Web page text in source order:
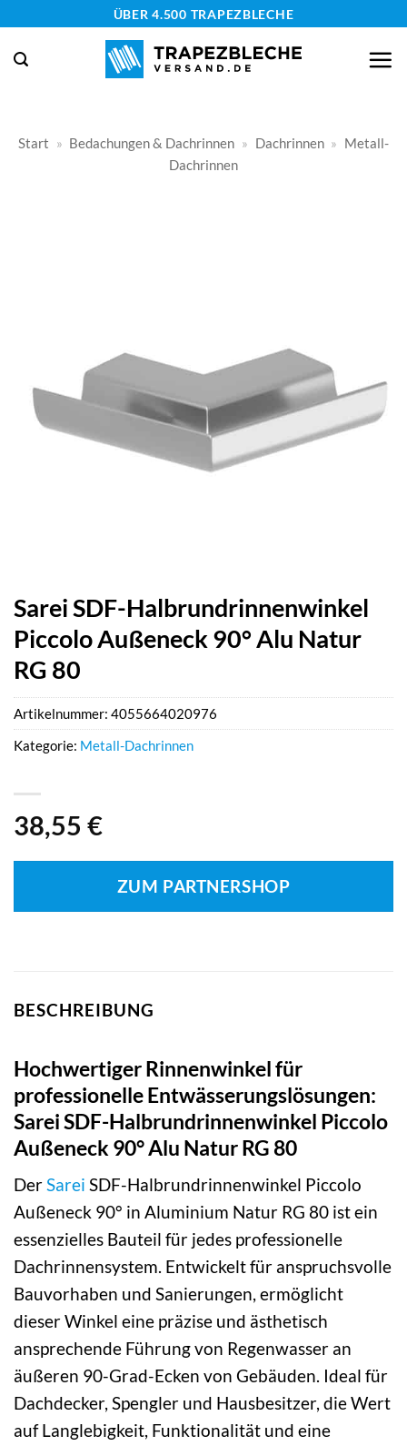
springen
ÜBER 4.500 TRAPEZBLECHE
Start » Bedachungen & Dachrinnen » Dachrinnen » Metall-
Dachrinnen
Sarei SDF-Halbrundrinnenwinkel
Piccolo Außeneck 90° Alu Natur
RG 80
38,55 €
ZUM PARTNERSHOP
Artikelnummer: 4055664020976
Kategorie: Metall-Dachrinnen
BESCHREIBUNG
Hochwertiger Rinnenwinkel für
professionelle Entwässerungslösungen:
Sarei SDF-Halbrundrinnenwinkel Piccolo
Außeneck 90° Alu Natur RG 80
DerSarei SDF-Halbrundrinnenwinkel Piccolo
Außeneck 90° in Aluminium Natur RG 80 ist ein
essenzielles Bauteil für jedes professionelle
Dachrinnensystem. Entwickelt für anspruchsvolle
Bauvorhaben und Sanierungen, ermöglicht
dieser Winkel eine präzise und ästhetisch
ansprechende Führung von Regenwasser an
äußeren 90-Grad-Ecken von Gebäuden. Ideal für
Dachdecker, Spengler und Hausbesitzer, die Wert
auf Langlebigkeit, Funktionalität und eine